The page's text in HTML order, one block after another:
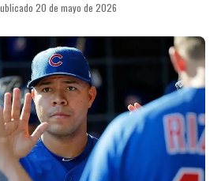
20 de mayo de 2026